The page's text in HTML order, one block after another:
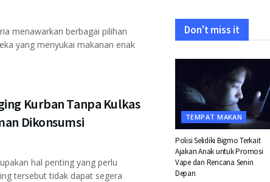
menawarkan berbagai pilihan
yang menyukai makanan enak
Kurban Tanpa Kulkas
Dikonsumsi
hal penting yang perlu
tersebut tidak dapat segera
Don't miss it
TEMPAT MAKAN
Polisi Selidiki Bigmo Terkait
Ajakan Anak untuk Promosi
Vape dan Rencana Senin
Depan